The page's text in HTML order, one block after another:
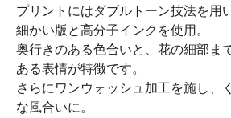
プリントにはダブルトーン技法を用
細かい版と高分子インクを使用。
奥行きのある色合いと、花の細部ま
ある表情が特徴です。
さらにワンウォッシュ加工を施し、
な風合いに。